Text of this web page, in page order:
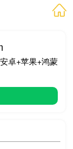
安卓+苹果+鸿蒙